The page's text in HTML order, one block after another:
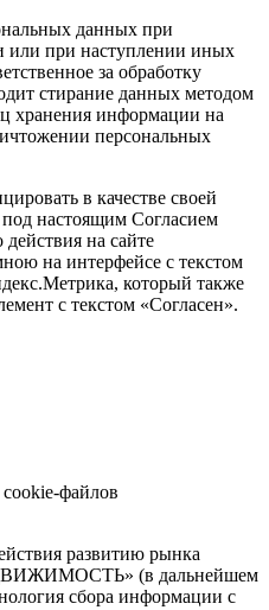
данных при
или при наступлении иных
за обработку
стирание данных методом
хранения информации на
персональных
в качестве своей
настоящим Согласием
на сайте
на интерфейсе с текстом
который также
с текстом «Согласен».
файлов
развитию рынка
(в дальнейшем
сбора информации с